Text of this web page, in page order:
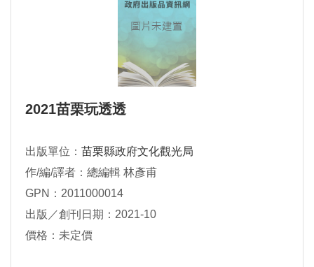
2021苗栗玩透透
出版單位： 苗栗縣政府文化觀光局
作/編/譯者：總編輯 林彥甫
GPN：2011000014
出版／創刊日期：2021-10
價格：未定價